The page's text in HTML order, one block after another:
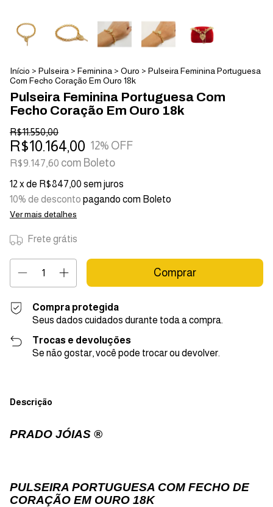
Início > Pulseira > Feminina > Ouro > Pulseira Feminina Portuguesa
Com Fecho Coração Em Ouro 18k
Pulseira Feminina Portuguesa Com
Fecho Coração Em Ouro 18k
R$11.550,00
R$10.164,00 12% OFF
R$9.147,60 com Boleto
12 x de R$847,00 sem juros
10% de desconto pagando com Boleto
Ver mais detalhes
Frete grátis
Compra protegida
Seus dados cuidados durante toda a compra.
Trocas e devoluções
Se não gostar, você pode trocar ou devolver.
Descrição
PRADO JÓIAS ®
PULSEIRA PORTUGUESA COM FECHO DE
CORAÇÃO EM OURO 18K